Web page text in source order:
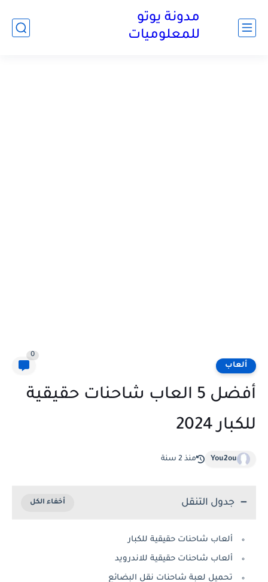
مدونة يوتو
للمعلوميات
ألعاب
0
أفضل 5 العاب شاحنات حقيقية
للكبار 2024
You2ou منذ 2 سنة
جدول التنقل
ألعاب شاحنات حقيقية للكبار
ألعاب شاحنات حقيقية للاندرويد
تحميل لعبة شاحنات نقل البضائع